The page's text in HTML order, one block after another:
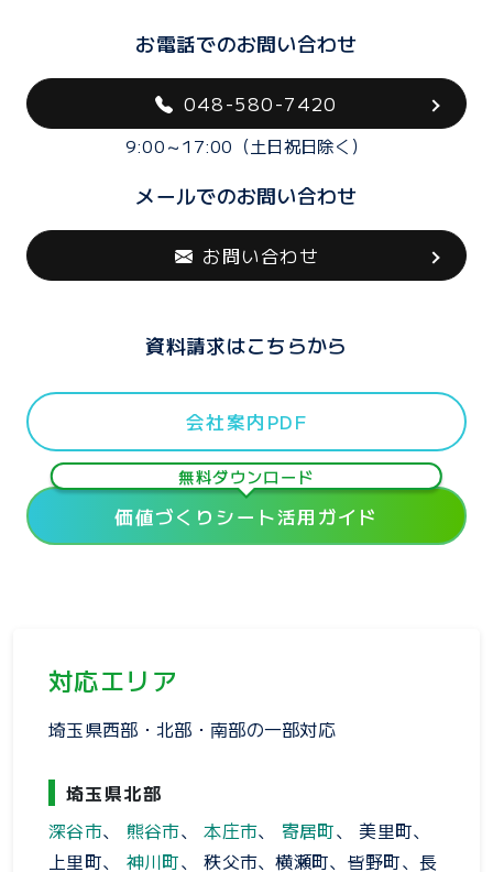
お電話でのお問い合わせ
048-580-7420
9:00～17:00（土日祝日除く）
メールでのお問い合わせ
お問い合わせ
資料請求はこちらから
会社案内PDF
無料ダウンロード
価値づくりシート活用ガイド
対応エリア
埼玉県西部・北部・南部の一部対応
埼玉県北部
深谷市、 熊谷市、本庄市、 寄居町、 美里町、
上里町、 神川町、 秩父市、横瀬町、皆野町、長